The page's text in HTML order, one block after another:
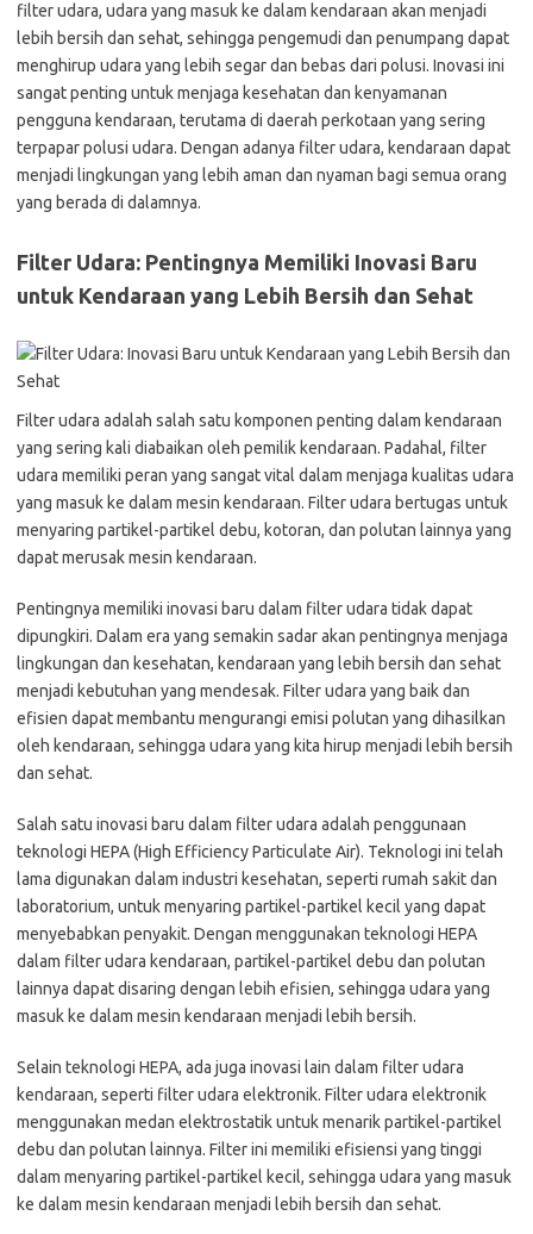
filter udara, udara yang masuk ke dalam kendaraan akan menjadi
lebih bersih dan sehat, sehingga pengemudi dan penumpang dapat
menghirup udara yang lebih segar dan bebas dari polusi. Inovasi ini
sangat penting untuk menjaga kesehatan dan kenyamanan
pengguna kendaraan, terutama di daerah perkotaan yang sering
terpapar polusi udara. Dengan adanya filter udara, kendaraan dapat
menjadi lingkungan yang lebih aman dan nyaman bagi semua orang
yang berada di dalamnya.
Filter Udara: Pentingnya Memiliki Inovasi Baru
untuk Kendaraan yang Lebih Bersih dan Sehat
Filter udara adalah salah satu komponen penting dalam kendaraan
yang sering kali diabaikan oleh pemilik kendaraan. Padahal, filter
udara memiliki peran yang sangat vital dalam menjaga kualitas udara
yang masuk ke dalam mesin kendaraan. Filter udara bertugas untuk
menyaring partikel-partikel debu, kotoran, dan polutan lainnya yang
dapat merusak mesin kendaraan.
Pentingnya memiliki inovasi baru dalam filter udara tidak dapat
dipungkiri. Dalam era yang semakin sadar akan pentingnya menjaga
lingkungan dan kesehatan, kendaraan yang lebih bersih dan sehat
menjadi kebutuhan yang mendesak. Filter udara yang baik dan
efisien dapat membantu mengurangi emisi polutan yang dihasilkan
oleh kendaraan, sehingga udara yang kita hirup menjadi lebih bersih
dan sehat.
Salah satu inovasi baru dalam filter udara adalah penggunaan
teknologi HEPA (High Efficiency Particulate Air). Teknologi ini telah
lama digunakan dalam industri kesehatan, seperti rumah sakit dan
laboratorium, untuk menyaring partikel-partikel kecil yang dapat
menyebabkan penyakit. Dengan menggunakan teknologi HEPA
dalam filter udara kendaraan, partikel-partikel debu dan polutan
lainnya dapat disaring dengan lebih efisien, sehingga udara yang
masuk ke dalam mesin kendaraan menjadi lebih bersih.
Selain teknologi HEPA, ada juga inovasi lain dalam filter udara
kendaraan, seperti filter udara elektronik. Filter udara elektronik
menggunakan medan elektrostatik untuk menarik partikel-partikel
debu dan polutan lainnya. Filter ini memiliki efisiensi yang tinggi
dalam menyaring partikel-partikel kecil, sehingga udara yang masuk
ke dalam mesin kendaraan menjadi lebih bersih dan sehat.